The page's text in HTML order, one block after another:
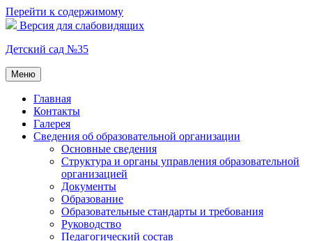
Перейти к содержимому
Версия для слабовидящих
Детский сад №35
Меню
Главная
Контакты
Галерея
Сведения об образовательной организации
Основные сведения
Структура и органы управления образовательной
организацией
Документы
Образование
Образовательные стандарты и требования
Руководство
Педагогический состав